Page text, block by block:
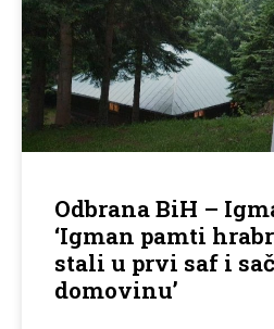
Odbrana BiH –
‘Igman pamti
stali u prvi saf i
domovinu’